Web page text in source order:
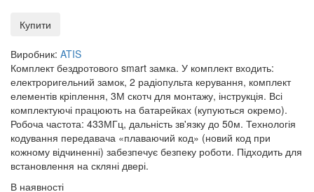
Купити
Виробник: ATIS
Комплект бездротового smart замка. У комплект входить:
електроригельний замок, 2 радіопульта керування, комплект
елементів кріплення, 3М скотч для монтажу, інструкція. Всі
комплектуючі працюють на батарейках (купуються окремо).
Робоча частота: 433МГц, дальність зв'язку до 50м. Технологія
кодування передавача «плаваючий код» (новий код при
кожному відчиненні) забезпечує безпеку роботи. Підходить для
встановлення на скляні двері.
В наявності